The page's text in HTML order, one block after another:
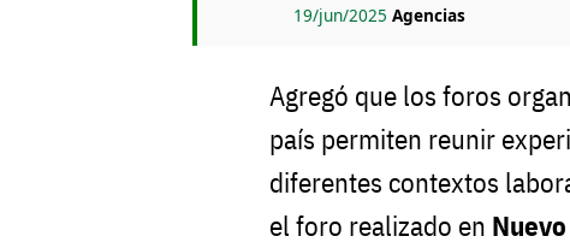
19/jun/2025 Agencias
Agregó que los foros
país permiten reunir
diferentes contextos
el foro realizado en